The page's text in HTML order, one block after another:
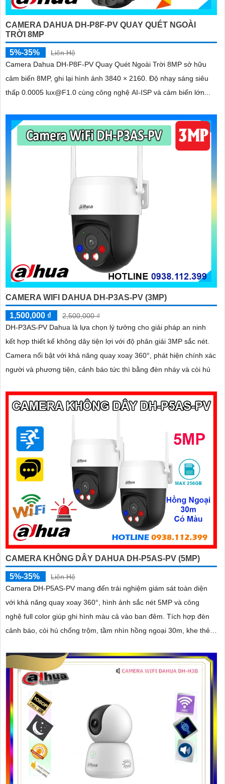
CAMERA DAHUA DH-P8F-PV QUAY QUÉT NGOÀI
TRỜI 8MP
5%-35%
Liên Hệ
Camera Dahua DH-P8F-PV Quay Quét Ngoài Trời 8MP sở hữu
cảm biến 8MP, ghi lại hình ảnh 3840 × 2160. Độ nhạy sáng siêu
thấp 0.0005 lux@F1.0 cùng công nghệ AI-ISP và cảm biến lớn...
CAMERA WIFI DAHUA DH-P3AS-PV (3MP)
1,500,000 ₫
2,500,000 ₫
DH-P3AS-PV Dahua là lựa chọn lý tưởng cho giải pháp an ninh
kết hợp thiết kế không dây tiện lợi với độ phân giải 3MP sắc nét.
Camera nổi bật với khả năng quay xoay 360°, phát hiện chính xác
người và phương tiện, cảnh báo tức thì bằng đèn nháy và còi hú
CAMERA KHÔNG DÂY DAHUA DH-P5AS-PV (5MP)
5%-35%
Liên Hệ
Camera DH-P5AS-PV mang đến trải nghiệm giám sát toàn diện
với khả năng quay xoay 360°, hình ảnh sắc nét 5MP và công
nghệ full color giúp ghi hình màu cả vào ban đêm. Tích hợp đèn
cảnh báo, còi hú chống trộm, tầm nhìn hồng ngoại 30m, khe thẻ
ổn định trong mọi điều kiện